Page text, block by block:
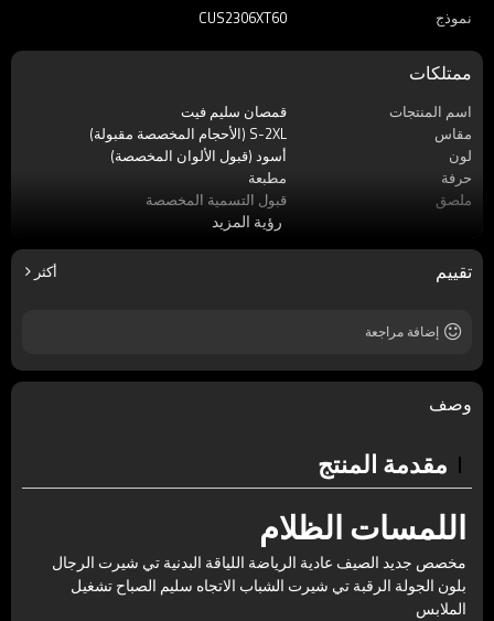
نموذج CUS2306XT60
ممتلكات
اسم المنتجات
قمصان سليم فيت
مقاس
S-2XL (الأحجام المخصصة مقبولة)
لون
أسود (قبول الألوان المخصصة)
حرفة
مطبعة
ملصق
قبول التسمية المخصصة
صيف
مادة
100٪ قطن
كم
رؤية المزيد
تقييم أكثر
إضافة مراجعة
وصف
مقدمة المنتج
اللمسات الظلام
مخصص جديد الصيف عادية الرياضة اللياقة البدنية تي شيرت الرجال
بلون الجولة الرقبة تي شيرت الشباب الاتجاه سليم الصباح تشغيل
الملابس